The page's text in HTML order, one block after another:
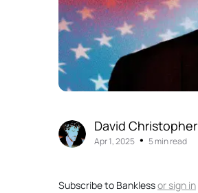
David Christopher
Apr 1, 2025• 5 min read
Subscribe to Banklessorsign in